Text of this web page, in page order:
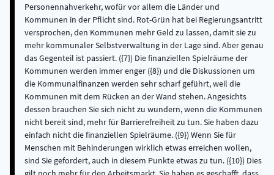
Personennahverkehr, wofür vor allem die Länder und
Kommunen in der Pflicht sind. Rot-Grün hat bei Regierungsantritt
versprochen, den Kommunen mehr Geld zu lassen, damit sie zu
mehr kommunaler Selbstverwaltung in der Lage sind. Aber genau
das Gegenteil ist passiert. ({7}) Die finanziellen Spielräume der
Kommunen werden immer enger ({8}) und die Diskussionen um
die Kommunalfinanzen werden sehr scharf geführt, weil die
Kommunen mit dem Rücken an der Wand stehen. Angesichts
dessen brauchen Sie sich nicht zu wundern, wenn die Kommunen
nicht bereit sind, mehr für Barrierefreiheit zu tun. Sie haben dazu
einfach nicht die finanziellen Spielräume. ({9}) Wenn Sie für
Menschen mit Behinderungen wirklich etwas erreichen wollen,
sind Sie gefordert, auch in diesem Punkte etwas zu tun. ({10}) Dies